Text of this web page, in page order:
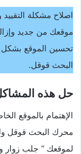
اصلاح مشكلة
موقعك من جديد
تحسين الموقع
البحث قوقل.
حل هذه
الإهتمام بالموقع
محرك البحث قوقل
لموقعك ” جلب زوار